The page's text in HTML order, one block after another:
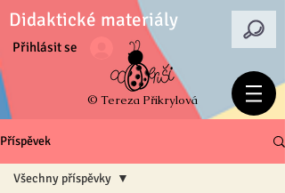
Didaktické materiály
Přihlásit se
© Tereza Přikrylová
Příspěvek
Všechny příspěvky